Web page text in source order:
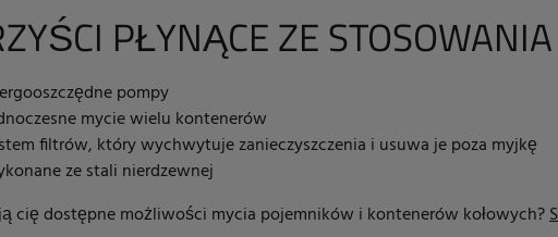
PŁYNĄCE ZE
pompy
mycie wielu kontenerów
filtrów, który wychwytuje zanieczyszczenia i usuwa je poza myjkę
ze stali nierdzewnej
cię dostępne możliwości mycia pojemników i kontenerów kołowych?